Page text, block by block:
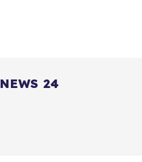
24